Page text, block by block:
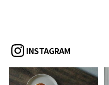
INSTAGRAM